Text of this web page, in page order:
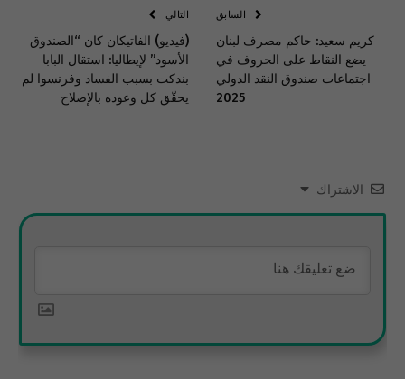
السابق
كريم سعيد: حاكم مصرف لبنان
يضع النقاط على الحروف في
اجتماعات صندوق النقد الدولي
2025
التالي
(فيديو) الفاتيكان كان “الصندوق
الأسود” لإيطاليا: استقال البابا
بندكت بسبب الفساد وفرنسوا لم
يحقّق كل وعوده بالإصلاح
الاشتراك